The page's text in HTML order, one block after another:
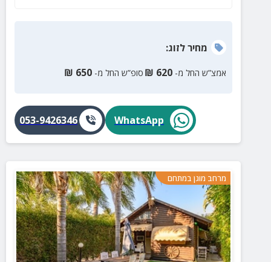
מחירלזוג:
אמצ”ש החל מ- 620
₪ סופ”ש החל מ- 650
₪
WhatsApp
053-9426346
מרחב מוגן במתחם